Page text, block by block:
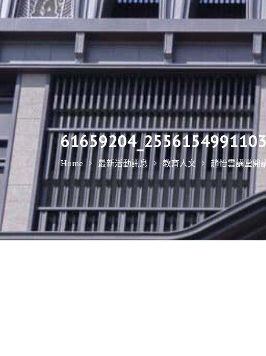
Home 最新活動訊息 教育人文 趙怡雲講堂